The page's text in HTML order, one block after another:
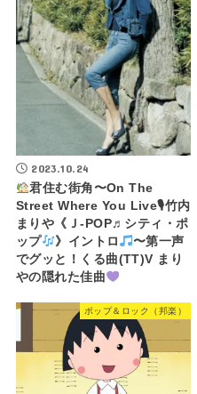
2023.10.24
君住む街角〜On The
Street Where You Live🎙竹内
まりや《Ｊ-POP♬シティ・ポ
ップ
》イントロ
〜第一声
でグッと！くる曲(TT)V まり
やの隠れた佳曲
ポップ＆ロック（邦楽）